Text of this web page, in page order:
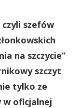
szefów
na szczycie”
szczyt
tylko ze
w oficjalnej